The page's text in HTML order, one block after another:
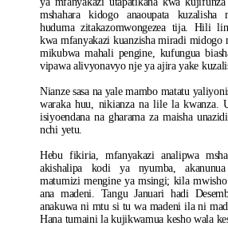
mshahara kidogo anaoupata
huduma zitakazomwongezea tija. Hili
kwa mfanyakazi kuanzisha miradi midogo
mikubwa mahali pengine, kufungua
vipawa alivyonavyo nje ya ajira yake
Nianze sasa na yale mambo matatu
waraka huu, nikianza na lile la kwanza.
isiyoendana na gharama za maisha
nchi yetu.
Hebu fikiria, mfanyakazi analipwa
akishalipa kodi ya nyumba,
matumizi mengine ya msingi; kila
ana madeni. Tangu Januari hadi
anakuwa ni mtu si tu wa madeni ila ni
Hana tumaini la kujikwamua kesho wala